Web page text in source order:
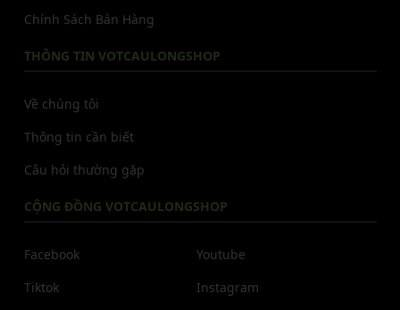
Chính Sách Bán Hàng
THÔNG TIN VOTCAULONGSHOP
Về chúng tôi
Thông tin cần biết
Câu hỏi thường gặp
CỘNG ĐỒNG VOTCAULONGSHOP
Facebook
Tiktok
Youtube
Instagram